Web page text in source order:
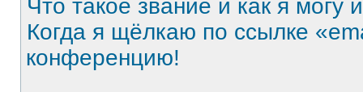
Что такое звание и как я могу
Когда я щёлкаю по ссылке
конференцию!